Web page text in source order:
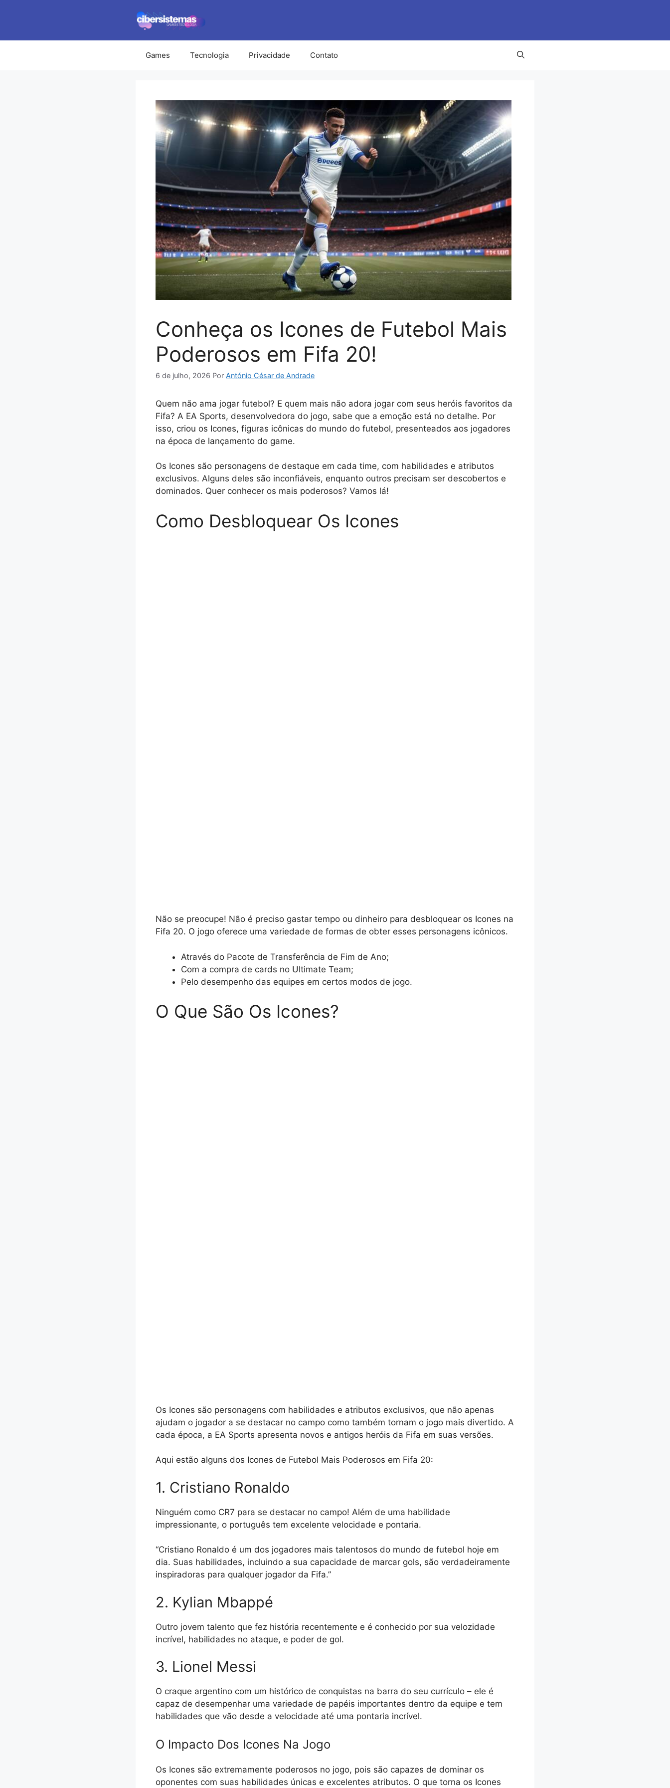
conteúdo
Games Tecnologia Privacidade Contato
Conheça os Icones de Futebol Mais
Poderosos em Fifa 20!
6 de julho, 2026 Por António César de Andrade
Quem não ama jogar futebol? E quem mais não adora jogar com seus heróis favoritos da
Fifa? A EA Sports, desenvolvedora do jogo, sabe que a emoção está no detalhe. Por
isso, criou os Icones, figuras icônicas do mundo do futebol, presenteados aos jogadores
na época de lançamento do game.
Os Icones são personagens de destaque em cada time, com habilidades e atributos
exclusivos. Alguns deles são inconfiáveis, enquanto outros precisam ser descobertos e
dominados. Quer conhecer os mais poderosos? Vamos lá!
Como Desbloquear Os Icones
Não se preocupe! Não é preciso gastar tempo ou dinheiro para desbloquear os Icones na
Fifa 20. O jogo oferece uma variedade de formas de obter esses personagens icônicos.
Através do Pacote de Transferência de Fim de Ano;
Com a compra de cards no Ultimate Team;
Pelo desempenho das equipes em certos modos de jogo.
O Que São Os Icones?
Os Icones são personagens com habilidades e atributos exclusivos, que não apenas
ajudam o jogador a se destacar no campo como também tornam o jogo mais divertido. A
cada época, a EA Sports apresenta novos e antigos heróis da Fifa em suas versões.
Aqui estão alguns dos Icones de Futebol Mais Poderosos em Fifa 20:
1. Cristiano Ronaldo
Ninguém como CR7 para se destacar no campo! Além de uma habilidade
impressionante, o português tem excelente velocidade e pontaria.
“Cristiano Ronaldo é um dos jogadores mais talentosos do mundo de futebol hoje em
dia. Suas habilidades, incluindo a sua capacidade de marcar gols, são verdadeiramente
inspiradoras para qualquer jogador da Fifa.”
2. Kylian Mbappé
Outro jovem talento que fez história recentemente e é conhecido por sua velozidade
incrível, habilidades no ataque, e poder de gol.
3. Lionel Messi
O craque argentino com um histórico de conquistas na barra do seu currículo – ele é
capaz de desempenhar uma variedade de papéis importantes dentro da equipe e tem
habilidades que vão desde a velocidade até uma pontaria incrível.
O Impacto Dos Icones Na Jogo
Os Icones são extremamente poderosos no jogo, pois são capazes de dominar os
oponentes com suas habilidades únicas e excelentes atributos. O que torna os Icones